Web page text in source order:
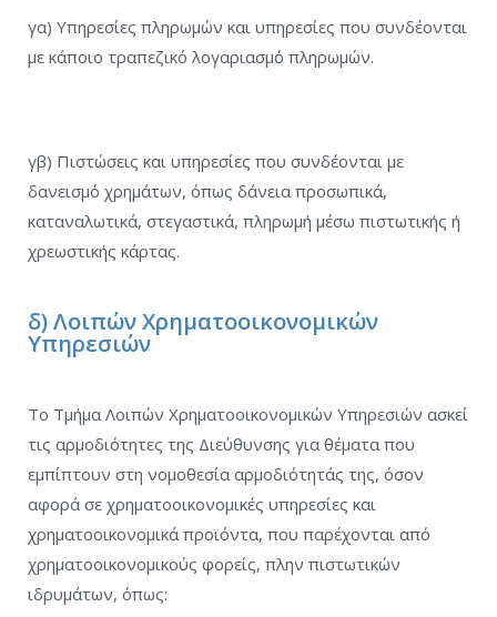
γα) Υπηρεσίες πληρωμών και υπηρεσίες που συνδέονται
με κάποιο τραπεζικό λογαριασμό πληρωμών.
γβ) Πιστώσεις και υπηρεσίες που συνδέονται με
δανεισμό χρημάτων, όπως δάνεια προσωπικά,
καταναλωτικά, στεγαστικά, πληρωμή μέσω πιστωτικής ή
χρεωστικής κάρτας.
δ) Λοιπών Χρηματοοικονομικών
Υπηρεσιών
Το Τμήμα Λοιπών Χρηματοοικονομικών Υπηρεσιών ασκεί
τις αρμοδιότητες της Διεύθυνσης για θέματα που
εμπίπτουν στη νομοθεσία αρμοδιότητάς της, όσον
αφορά σε χρηματοοικονομικές υπηρεσίες και
χρηματοοικονομικά προϊόντα, που παρέχονται από
χρηματοοικονομικούς φορείς, πλην πιστωτικών
ιδρυμάτων, όπως: